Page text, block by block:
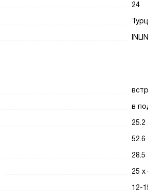
24
в
25.2
52.6
28.5
25 х
12-